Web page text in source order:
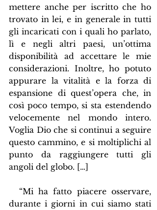
mettere anche per iscritto che ho
trovato in lei, e in generale in tutti
gli incaricati con i quali ho parlato,
lì e negli altri paesi, un’ottima
disponibilità ad accettare le mie
considerazioni. Inoltre, ho potuto
appurare la vitalità e la forza di
espansione di quest’opera che, in
così poco tempo, si sta estendendo
velocemente nel mondo intero.
Voglia Dio che si continui a seguire
questo cammino, e si moltiplichi al
punto da raggiungere tutti gli
angoli del globo. […]
“Mi ha fatto piacere osservare,
durante i giorni in cui siamo stati